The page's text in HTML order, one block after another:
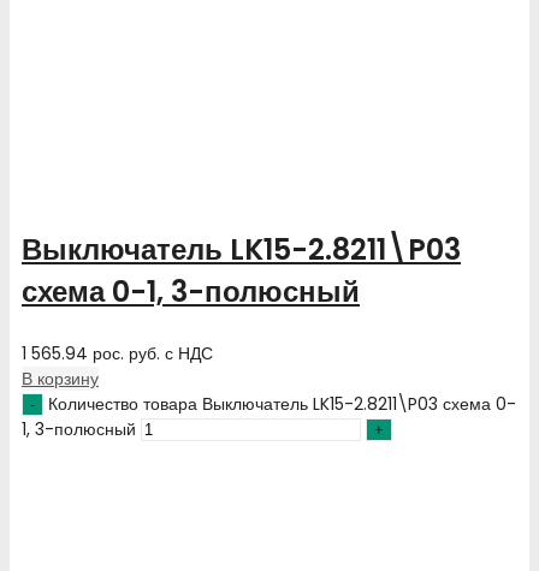
Выключатель LK15-2.8211\P03
схема 0-1, 3-полюсный
1 565.94 рос. руб. с НДС
В корзину
Количество товара Выключатель LK15-2.8211\P03 схема 0-
1, 3-полюсный